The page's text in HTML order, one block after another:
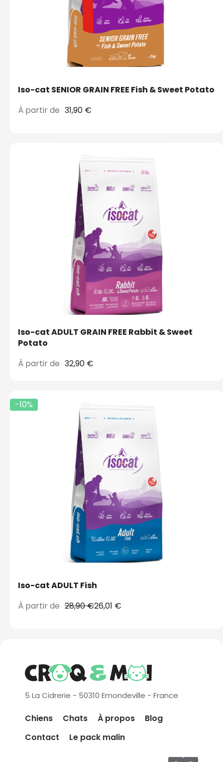
Iso-cat SENIOR GRAIN FREE Fish & Sweet Potato
À partir de 31,90 €
Iso-cat ADULT GRAIN FREE Rabbit & Sweet
Potato
À partir de 32,90 €
-10%
Iso-cat ADULT Fish
À partir de 28,90 €26,01 €
5 La Cidrerie - 50310 Emondeville - France
Chiens Chats À propos
Blog
Contact
Le pack malin